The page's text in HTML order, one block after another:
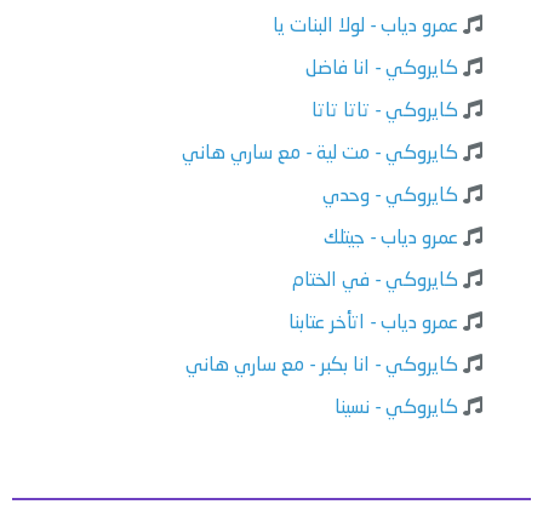
عمرو دياب - لولا البنات يا
كايروكي - انا فاضل
كايروكي - تاتا تاتا
كايروكي - مت لية - مع ساري هاني
كايروكي - وحدي
عمرو دياب - جيتلك
كايروكي - في الختام
عمرو دياب - اتأخر عتابنا
كايروكي - انا بكبر - مع ساري هاني
كايروكي - نسينا